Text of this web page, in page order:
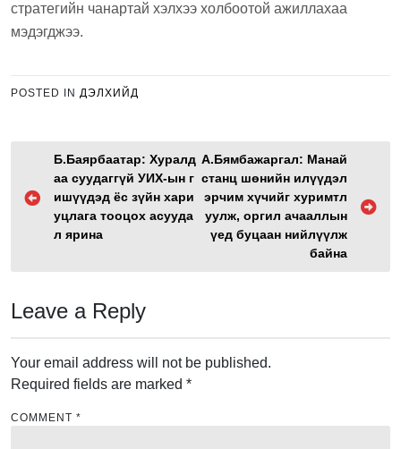
стратегийн чанартай хэлхээ холбоотой ажиллахаа
мэдэгджээ.
POSTED IN ДЭЛХИЙД
o
v
g
Б.Баярбаатар: Хуралд
аа суудаггүй УИХ-ын г
ишүүдэд ёс зүйн хари
уцлага тооцох асууда
л ярина
А.Бямбажаргал: Манай
станц шөнийн илүүдэл
эрчим хүчийг хуримтл
уулж, оргил ачааллын
үед буцаан нийлүүлж
байна
Leave a Reply
Your email address will not be published.
Required fields are marked *
COMMENT *